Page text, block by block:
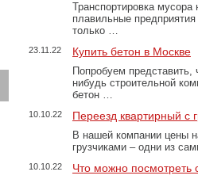
Транспортировка
плавильные
только …
23.11.22 Купить бетон в Москве
Попробуем представить,
нибудь строительной
бетон …
10.10.22 Переезд квартирный с
В нашей компании цены
грузчиками – одни из
10.10.22 Что можно посмотреть